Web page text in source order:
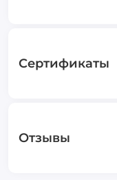
Сертификаты
Отзывы